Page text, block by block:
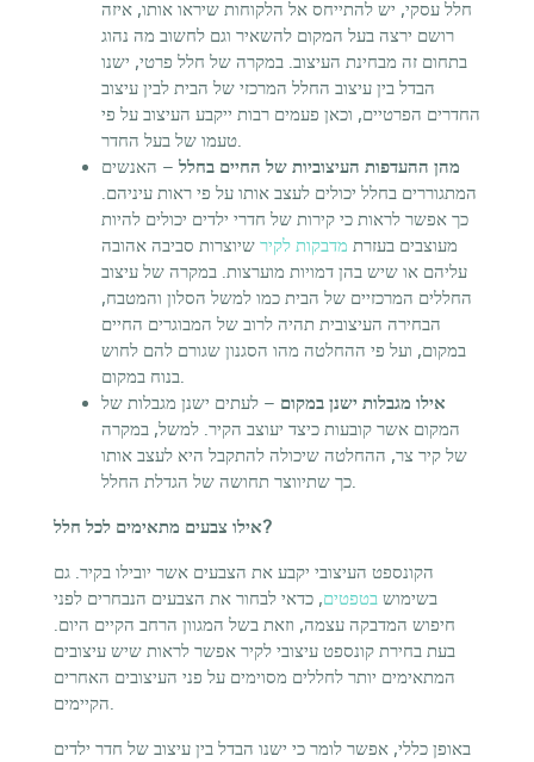
חלל עסקי, יש להתייחס אל הלקוחות שיראו אותו, איזה
רושם ירצה בעל המקום להשאיר וגם לחשוב מה נהוג
בתחום זה מבחינת העיצוב. במקרה של חלל פרטי, ישנו
הבדל בין עיצוב החלל המרכזי של הבית לבין עיצוב
החדרים הפרטיים, וכאן פעמים רבות ייקבע העיצוב על פי
טעמו של בעל החדר.
מהן ההעדפות העיצוביות של החיים בחלל – האנשים
המתגוררים בחלל יכולים לעצב אותו על פי ראות עיניהם.
כך אפשר לראות כי קירות של חדרי ילדים יכולים להיות
מעוצבים בעזרת מדבקות לקיר שיוצרות סביבה אהובה
עליהם או שיש בהן דמויות מוערצות. במקרה של עיצוב
החללים המרכזיים של הבית כמו למשל הסלון והמטבח,
הבחירה העיצובית תהיה לרוב של המבוגרים החיים
במקום, ועל פי ההחלטה מהו הסגנון שגורם להם לחוש
בנוח במקום.
אילו מגבלות ישנן במקום – לעתים ישנן מגבלות של
המקום אשר קובעות כיצד יעוצב הקיר. למשל, במקרה
של קיר צר, ההחלטה שיכולה להתקבל היא לעצב אותו
כך שתיווצר תחושה של הגדלת החלל.
אילו צבעים מתאימים לכל חלל?
הקונספט העיצובי יקבע את הצבעים אשר יובילו בקיר. גם
בשימוש בטפטים, כדאי לבחור את הצבעים הנבחרים לפני
חיפוש המדבקה עצמה, וזאת בשל המגוון הרחב הקיים היום.
בעת בחירת קונספט עיצובי לקיר אפשר לראות שיש עיצובים
המתאימים יותר לחללים מסוימים על פני העיצובים האחרים
הקיימים.
באופן כללי, אפשר לומר כי ישנו הבדל בין עיצוב של חדר ילדים